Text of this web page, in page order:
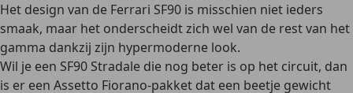
Het design van de Ferrari SF90 is misschien niet ieders
smaak, maar het onderscheidt zich wel van de rest van het
gamma dankzij zijn hypermoderne look.
Wil je een SF90 Stradale die nog beter is op het circuit, dan
is er een Assetto Fiorano-pakket dat een beetje gewicht